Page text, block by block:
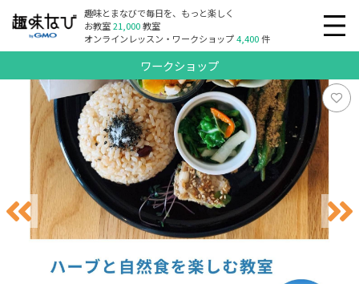
趣味とまなびで毎日を、もっと楽しく
お教室21,000教室
オンラインレッスン・ワークショップ4,400件
ワークショップ